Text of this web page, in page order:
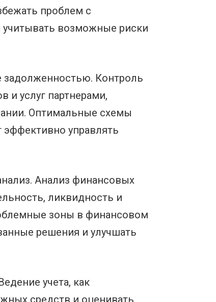
проблем с
учитывать возможные риски
задолженностью. Контроль
и услуг партнерами,
Оптимальные схемы
управлять
Анализ финансовых
ликвидность и
зоны в финансовом
решения и улучшать
учета, как
средств и оценивать